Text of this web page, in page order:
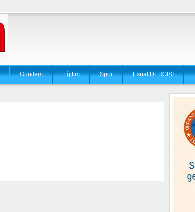
Gündem Eğitim Spor Esnaf DERGİSİ